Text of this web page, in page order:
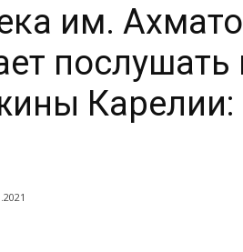
им.
послушать
Карелии: